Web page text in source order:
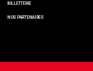
BILLETTERIE
NOS PARTENAIRES